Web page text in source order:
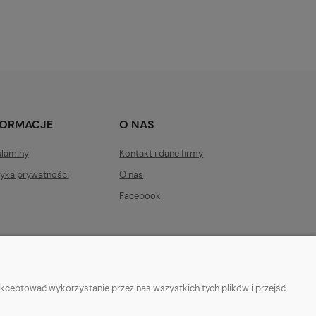
prywatności
O NAS
Kontakt i dane firmy
O nas
Facebook
wykorzystanie przez nas wszystkich tych plików i przejść